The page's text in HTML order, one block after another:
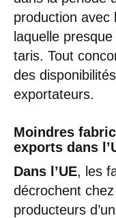
production avec
laquelle
taris. Tout
des
exportateurs.
Moindres
exports dans
Dans l’UE, les
décrochent
producteurs